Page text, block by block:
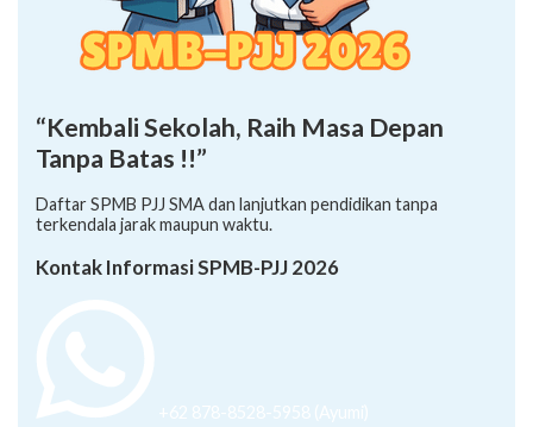
“Kembali Sekolah, Raih Masa Depan
Tanpa Batas !!”
Daftar SPMB PJJ SMA dan lanjutkan pendidikan tanpa
terkendala jarak maupun waktu.
Kontak Informasi SPMB-PJJ 2026
+62 878-8528-5958 (Ayumi)